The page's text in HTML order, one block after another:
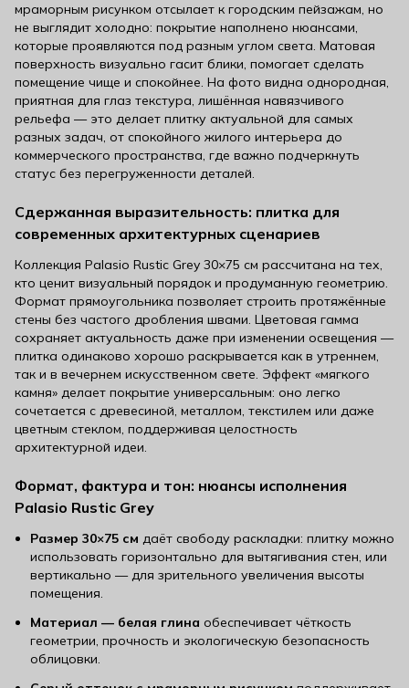
мраморным рисунком отсылает к городским пейзажам, но
не выглядит холодно: покрытие наполнено нюансами,
которые проявляются под разным углом света. Матовая
поверхность визуально гасит блики, помогает сделать
помещение чище и спокойнее. На фото видна однородная,
приятная для глаз текстура, лишённая навязчивого
рельефа — это делает плитку актуальной для самых
разных задач, от спокойного жилого интерьера до
коммерческого пространства, где важно подчеркнуть
статус без перегруженности деталей.
Сдержанная выразительность: плитка для
современных архитектурных сценариев
Коллекция Palasio Rustic Grey 30×75 см рассчитана на тех,
кто ценит визуальный порядок и продуманную геометрию.
Формат прямоугольника позволяет строить протяжённые
стены без частого дробления швами. Цветовая гамма
сохраняет актуальность даже при изменении освещения —
плитка одинаково хорошо раскрывается как в утреннем,
так и в вечернем искусственном свете. Эффект «мягкого
камня» делает покрытие универсальным: оно легко
сочетается с древесиной, металлом, текстилем или даже
цветным стеклом, поддерживая целостность
архитектурной идеи.
Формат, фактура и тон: нюансы исполнения
Palasio Rustic Grey
Размер 30×75 см даёт свободу раскладки: плитку можно
использовать горизонтально для вытягивания стен, или
вертикально — для зрительного увеличения высоты
помещения.
Материал — белая глина обеспечивает чёткость
геометрии, прочность и экологическую безопасность
облицовки.